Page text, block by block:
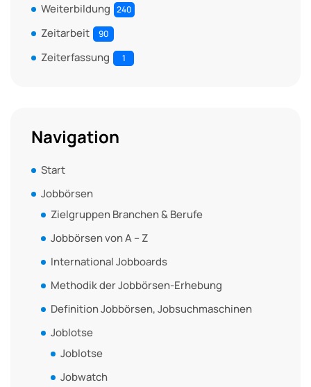
Weiterbildung 240
Zeitarbeit 90
Zeiterfassung 1
Navigation
Start
Jobbörsen
Zielgruppen Branchen & Berufe
Jobbörsen von A – Z
International Jobboards
Methodik der Jobbörsen-Erhebung
Definition Jobbörsen, Jobsuchmaschinen
Joblotse
Joblotse
Jobwatch